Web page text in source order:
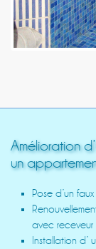
Amélioration
un
Pose d’un
avec receveur
Installation d’